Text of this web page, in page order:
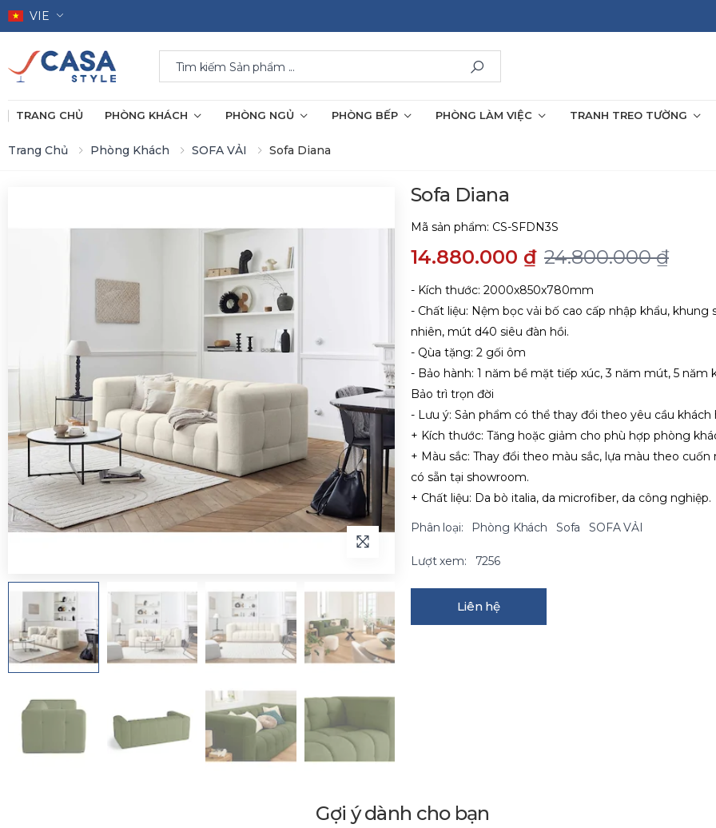
VIE
Search
TRANG CHỦ PHÒNG KHÁCH PHÒNG NGỦ PHÒNG BẾP PHÒNG LÀM VIỆC TRANH TREO TƯỜNG
Trang Chủ Phòng Khách SOFA VẢI Sofa Diana
Sofa Diana
Mã sản phẩm: CS-SFDN3S
14.880.000 ₫ 24.800.000 ₫
- Kích thước: 2000x850x780mm
- Chất liệu: Nệm bọc vải bố cao cấp nhập khẩu, khung
nhiên, mút d40 siêu đàn hồi.
- Qùa tặng: 2 gối ôm
- Bảo hành: 1 năm bề mặt tiếp xúc, 3 năm mút, 5 năm
Bảo trì trọn đời
- Lưu ý: Sản phẩm có thể thay đổi theo yêu cầu khách
+ Kích thước: Tăng hoặc giảm cho phù hợp phòng
+ Màu sắc: Thay đổi theo màu sắc, lựa màu theo cuốn
có sẵn tại showroom.
+ Chất liệu: Da bò italia, da microfiber, da công nghiệp.
Phân loại: Phòng Khách Sofa SOFA VẢI
Lượt xem: 7256
Liên hệ
Gợi ý dành cho bạn